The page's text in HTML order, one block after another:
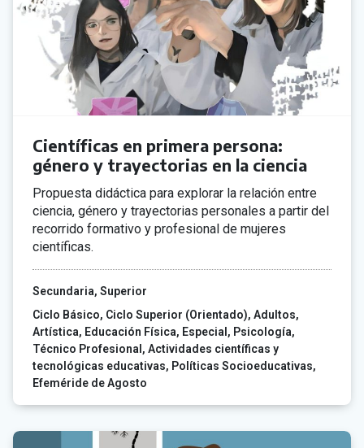
Científicas en primera persona:
género y trayectorias en la ciencia
Propuesta didáctica para explorar la relación entre
ciencia, género y trayectorias personales a partir del
recorrido formativo y profesional de mujeres
científicas.
Secundaria Superior
Ciclo Básico Ciclo Superior (Orientado) Adultos
Artística
Educación Física Especial
Psicología
Técnico Profesional
Actividades científicas y
tecnológicas educativas
Políticas Socioeducativas
Efeméride de Agosto